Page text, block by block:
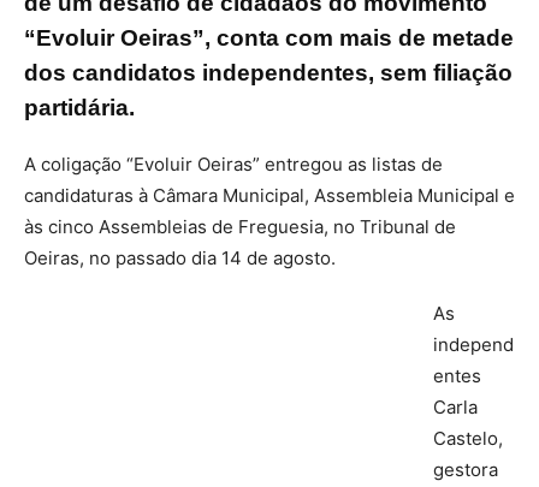
“Evoluir Oeiras”, conta com mais de metade
dos candidatos independentes, sem filiação
partidária.
A coligação “Evoluir Oeiras” entregou as listas de
candidaturas à Câmara Municipal, Assembleia Municipal e
às cinco Assembleias de Freguesia, no Tribunal de
Oeiras, no passado dia 14 de agosto.
As
independ
entes
Carla
Castelo,
gestora